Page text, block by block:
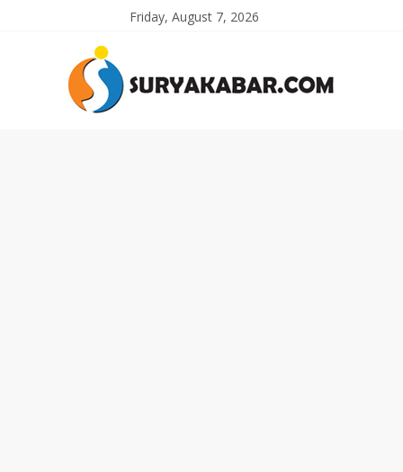
Friday, August 7, 2026